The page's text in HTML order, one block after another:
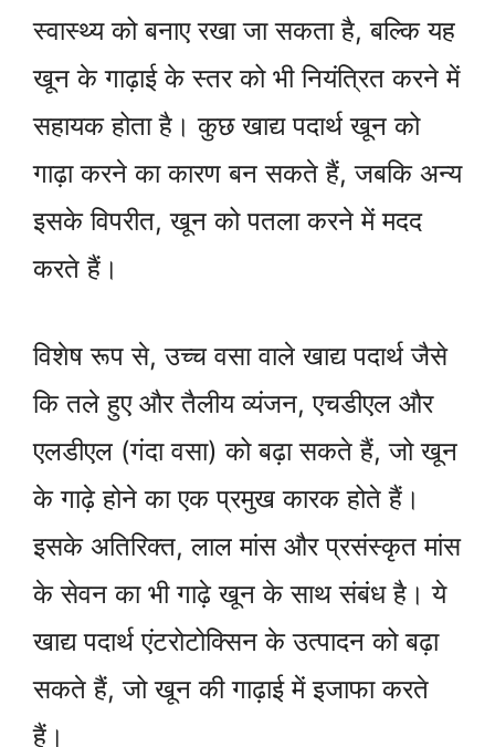
स्वास्थ्य को बनाए रखा जा सकता है, बल्कि यह
खून के गाढ़ाई के स्तर को भी नियंत्रित करने में
सहायक होता है। कुछ खाद्य पदार्थ खून को
गाढ़ा करने का कारण बन सकते हैं, जबकि अन्य
इसके विपरीत, खून को पतला करने में मदद
करते हैं।
विशेष रूप से, उच्च वसा वाले खाद्य पदार्थ जैसे
कि तले हुए और तैलीय व्यंजन, एचडीएल और
एलडीएल (गंदा वसा) को बढ़ा सकते हैं, जो खून
के गाढ़े होने का एक प्रमुख कारक होते हैं।
इसके अतिरिक्त, लाल मांस और प्रसंस्कृत मांस
के सेवन का भी गाढ़े खून के साथ संबंध है। ये
खाद्य पदार्थ एंटरोटोक्सिन के उत्पादन को बढ़ा
सकते हैं, जो खून की गाढ़ाई में इजाफा करते
हैं।